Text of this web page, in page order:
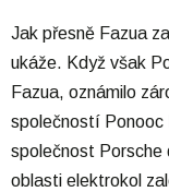
Jak přesně Fazua
ukáže. Když však
Fazua, oznámilo
společností Ponooc
společnost Porsche
oblasti elektrokol